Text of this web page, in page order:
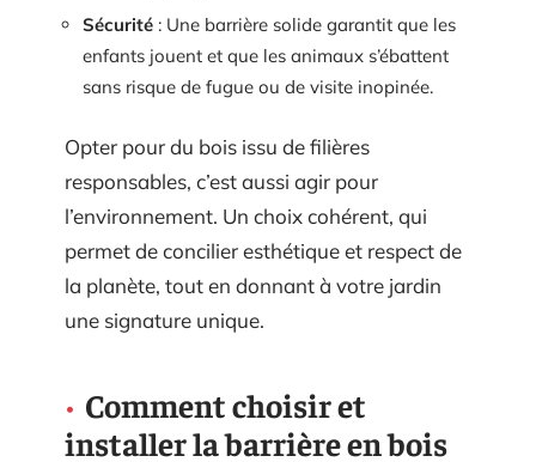
Sécurité : Une barrière solide garantit que les
enfants jouent et que les animaux s’ébattent
sans risque de fugue ou de visite inopinée.
Opter pour du bois issu de filières
responsables, c’est aussi agir pour
l’environnement. Un choix cohérent, qui
permet de concilier esthétique et respect de
la planète, tout en donnant à votre jardin
une signature unique.
Comment choisir et
installer la barrière en bois